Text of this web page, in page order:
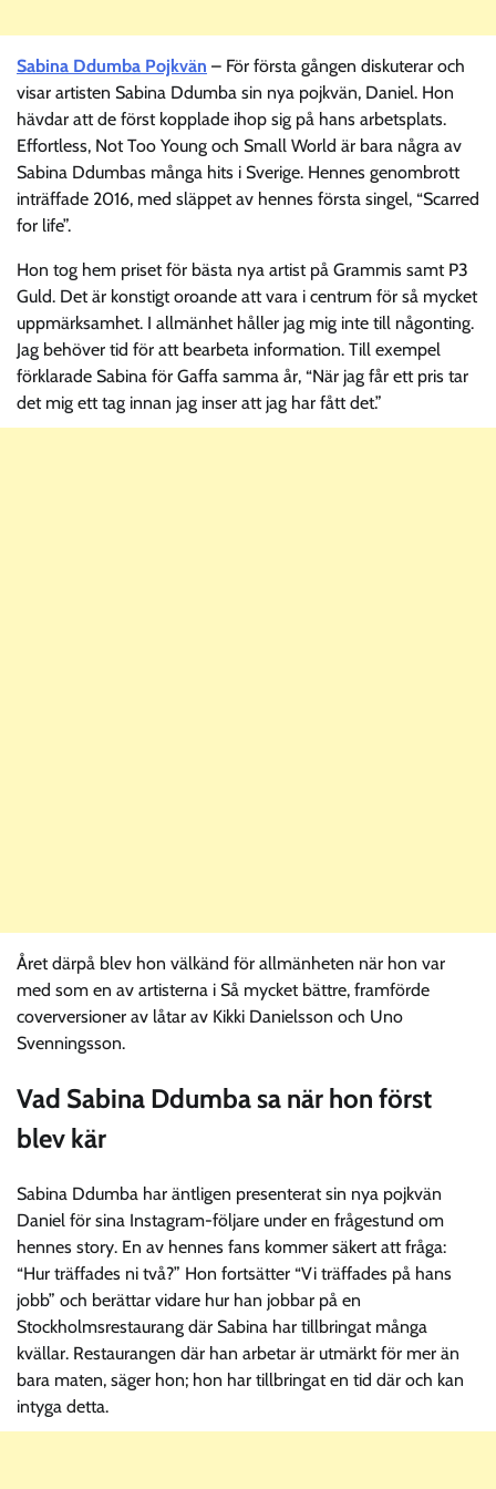
Sabina Ddumba Pojkvän – För första gången diskuterar och
visar artisten Sabina Ddumba sin nya pojkvän, Daniel. Hon
hävdar att de först kopplade ihop sig på hans arbetsplats.
Effortless, Not Too Young och Small World är bara några av
Sabina Ddumbas många hits i Sverige. Hennes genombrott
inträffade 2016, med släppet av hennes första singel, “Scarred
for life”.
Hon tog hem priset för bästa nya artist på Grammis samt P3
Guld. Det är konstigt oroande att vara i centrum för så mycket
uppmärksamhet. I allmänhet håller jag mig inte till någonting.
Jag behöver tid för att bearbeta information. Till exempel
förklarade Sabina för Gaffa samma år, “När jag får ett pris tar
det mig ett tag innan jag inser att jag har fått det.”
Året därpå blev hon välkänd för allmänheten när hon var
med som en av artisterna i Så mycket bättre, framförde
coverversioner av låtar av Kikki Danielsson och Uno
Svenningsson.
Vad Sabina Ddumba sa när hon först
blev kär
Sabina Ddumba har äntligen presenterat sin nya pojkvän
Daniel för sina Instagram-följare under en frågestund om
hennes story. En av hennes fans kommer säkert att fråga:
“Hur träffades ni två?” Hon fortsätter “Vi träffades på hans
jobb” och berättar vidare hur han jobbar på en
Stockholmsrestaurang där Sabina har tillbringat många
kvällar. Restaurangen där han arbetar är utmärkt för mer än
bara maten, säger hon; hon har tillbringat en tid där och kan
intyga detta.